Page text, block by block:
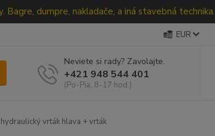
dumpre, nakladače, a iná stavebná technika.
EUR
Neviete si rady? Zavolajte.
+421 948 544 401
(Po-Pia, 8-17 hod.)
vrták hlava + vrták